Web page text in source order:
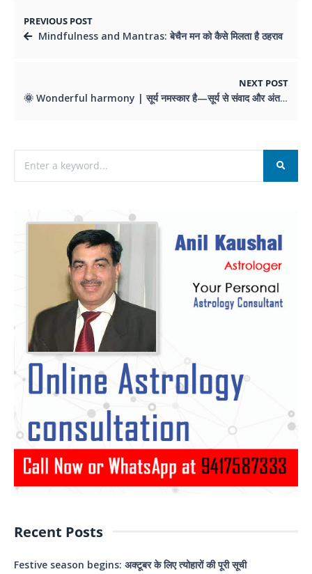
PREVIOUS POST
Mindfulness and Mantras: बेचैन मन को कैसे मिलता है ठहराव
NEXT POST
🌞 Wonderful harmony | सूर्य नमस्कार है—सूर्य से संवाद और अंततः सूर्य से समर्पण
Recent Posts
Festive season begins: अक्टूबर के लिए त्योहारों की पूरी सूची